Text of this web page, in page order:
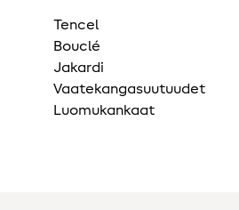
Tencel
Bouclé
Jakardi
Vaatekangasuutuudet
Luomukankaat